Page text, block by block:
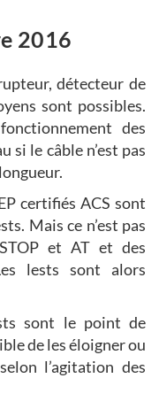
2016
détecteur de
sont possibles.
des
le câble n’est pas
certifiés ACS sont
Mais ce n’est pas
et AT et des
lests sont alors
sont le point de
de les éloigner ou
l’agitation des